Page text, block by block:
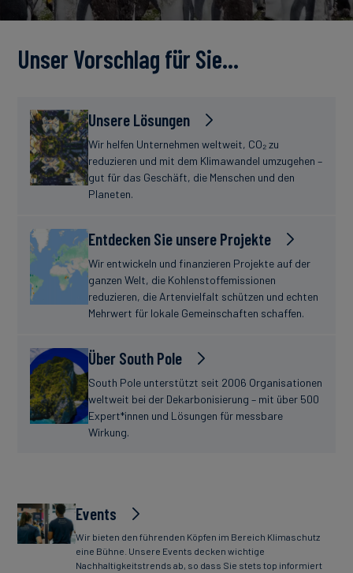
Unser Vorschlag für Sie…
Unsere Lösungen
Wir helfen Unternehmen weltweit, CO₂ zu
reduzieren und mit dem Klimawandel umzugehen –
gut für das Geschäft, die Menschen und den
Planeten.
Entdecken Sie unsere Projekte
Wir entwickeln und finanzieren Projekte auf der
ganzen Welt, die Kohlenstoffemissionen
reduzieren, die Artenvielfalt schützen und echten
Mehrwert für lokale Gemeinschaften schaffen.
Über South Pole
South Pole unterstützt seit 2006 Organisationen
weltweit bei der Dekarbonisierung – mit über 500
Expert*innen und Lösungen für messbare
Wirkung.
Events
Wir bieten den führenden Köpfen im Bereich Klimaschutz
eine Bühne. Unsere Events decken wichtige
Nachhaltigkeitstrends ab, so dass Sie stets top informiert